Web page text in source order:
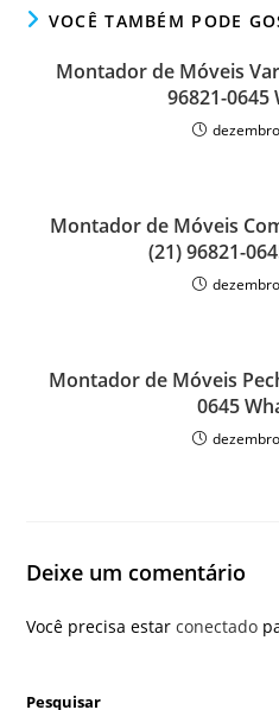
VOCÊ TAMBÉM PODE
Montador de Móveis
96821-0645
Montador de Móveis
(21) 96821-
Montador de Móveis
0645
Deixe um comentário
Você precisa estarconectado
Pesquisar